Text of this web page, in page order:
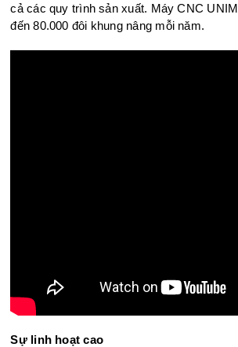
cả các quy trình sản xuất. Máy CNC
đến 80.000 đôi khung nâng mỗi năm.
Sự linh hoạt cao